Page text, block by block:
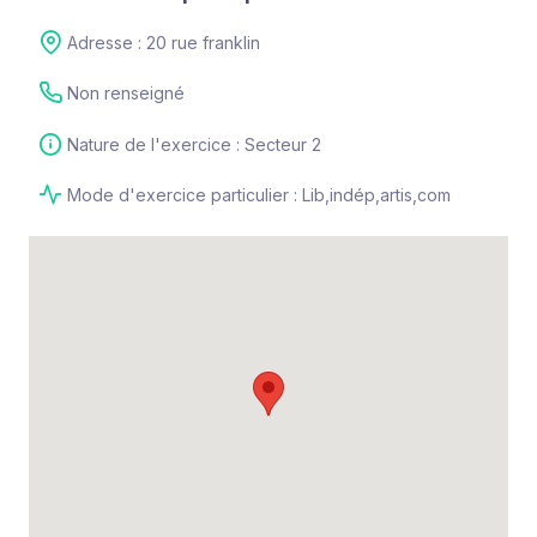
Adresse : 20 rue franklin
Non renseigné
Nature de l'exercice : Secteur 2
Mode d'exercice particulier : Lib,indép,artis,com